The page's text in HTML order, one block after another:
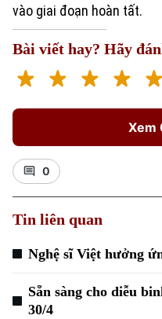
vào giai đoạn hoàn tất.
Bài viết hay? Hãy
Xem
0
Tin liên quan
Nghệ sĩ Việt hưởng
Sẵn sàng cho diễu
30/4